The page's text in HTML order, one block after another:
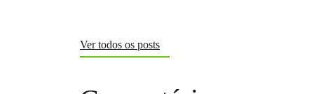
Ver todos os posts